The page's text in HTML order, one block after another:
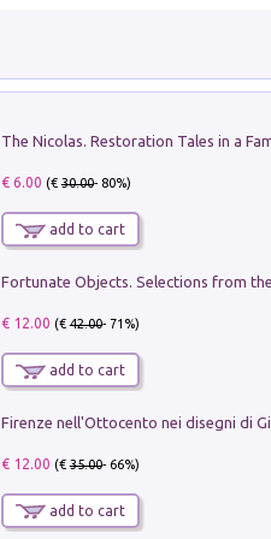
€ 6.00 (€30.00- 80%)
add to cart
€ 12.00 (€42.00- 71%)
add to cart
€ 12.00 (€35.00- 66%)
add to cart